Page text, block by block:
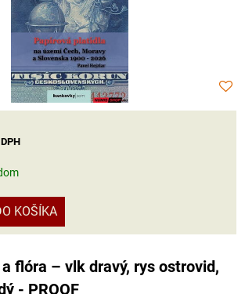
KOŠÍKA
flóra – vlk dravý, rys ostrovid,
- PROOF